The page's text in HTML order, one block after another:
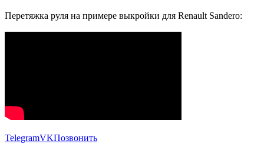
Перетяжка руля на примере выкройки для Renault Sandero:
TelegramVKПозвонить